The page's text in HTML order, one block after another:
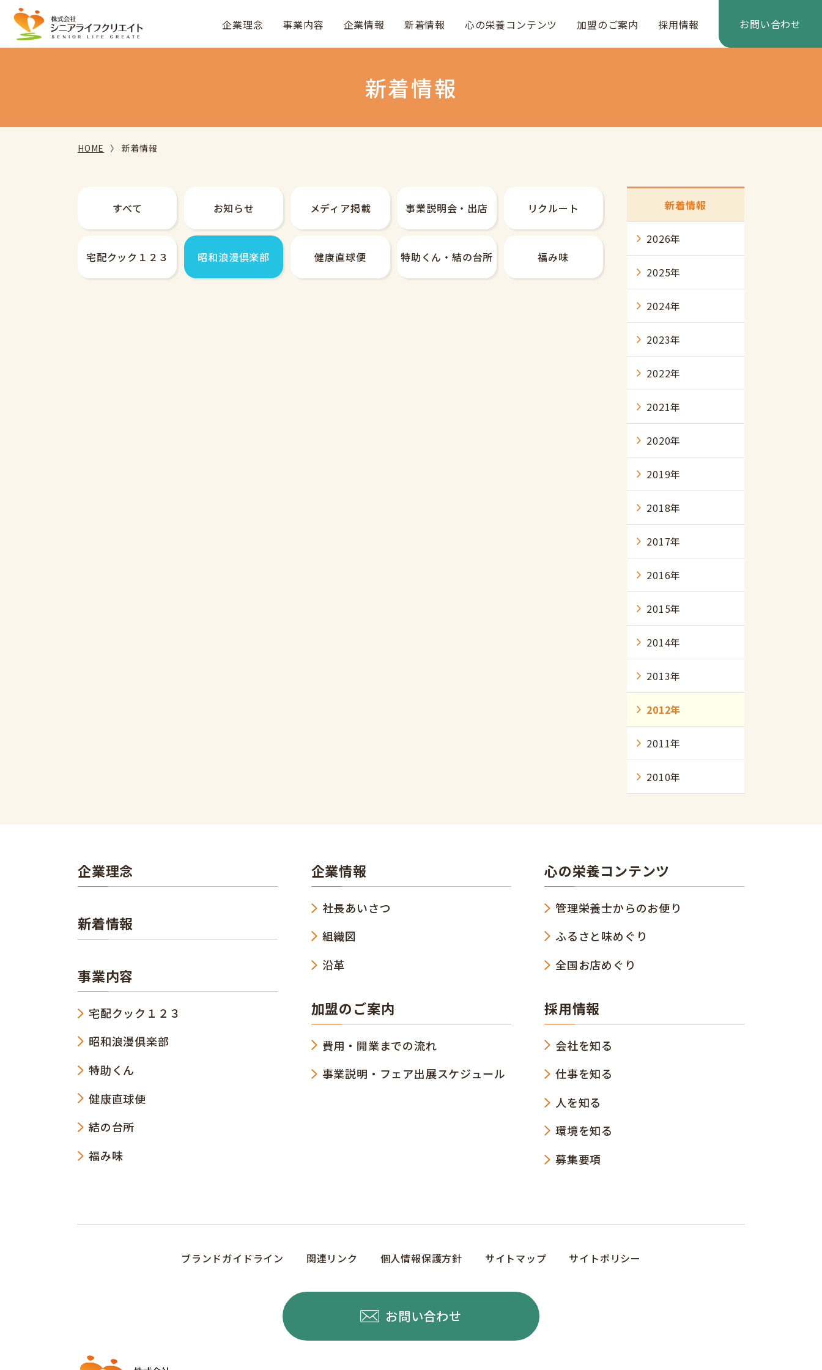
企業理念 事業内容 企業情報 新着情報 心の栄養コンテンツ 加盟のご案内 採用情報 お問い合わせ
新着情報
HOME 新着情報
すべて お知らせ メディア掲載 事業説明会・ 出店 リクルート
宅配クック １２３ 昭和浪漫倶楽部 健康直球便 特助くん・ 結の台所 福み味
新着情報
2026年
2025年
2024年
2023年
2022年
2021年
2020年
2019年
2018年
2017年
2016年
2015年
2014年
2013年
2012年
2011年
2010年
企業理念
新着情報
事業内容
宅配クック１２３
昭和浪漫俱楽部
特助くん
健康直球便
結の台所
福み味
企業情報
社長あいさつ
組織図
沿革
加盟のご案内
費用・開業までの流れ
事業説明・フェア出展スケジュール
心の栄養コンテンツ
管理栄養士からのお便り
ふるさと味めぐり
全国お店めぐり
採用情報
会社を知る
仕事を知る
人を知る
環境を知る
募集要項
ブランドガイドライン 関連リンク 個人情報保護方針 サイトマップ サイトポリシー
お問い合わせ